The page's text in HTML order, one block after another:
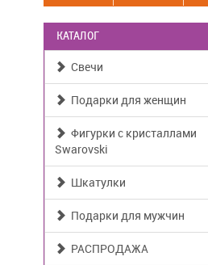
КАТАЛОГ
Свечи
Подарки для женщин
Фигурки с кристаллами
Swarovski
Шкатулки
Подарки для мужчин
РАСПРОДАЖА